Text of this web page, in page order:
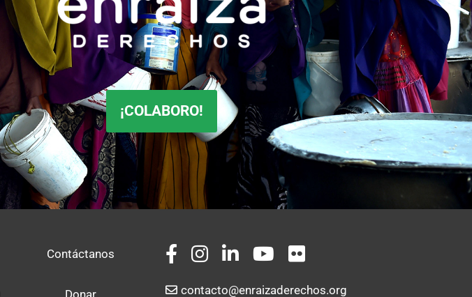
¡COLABORO!
Contáctanos
Donar contacto@enraizaderechos.org